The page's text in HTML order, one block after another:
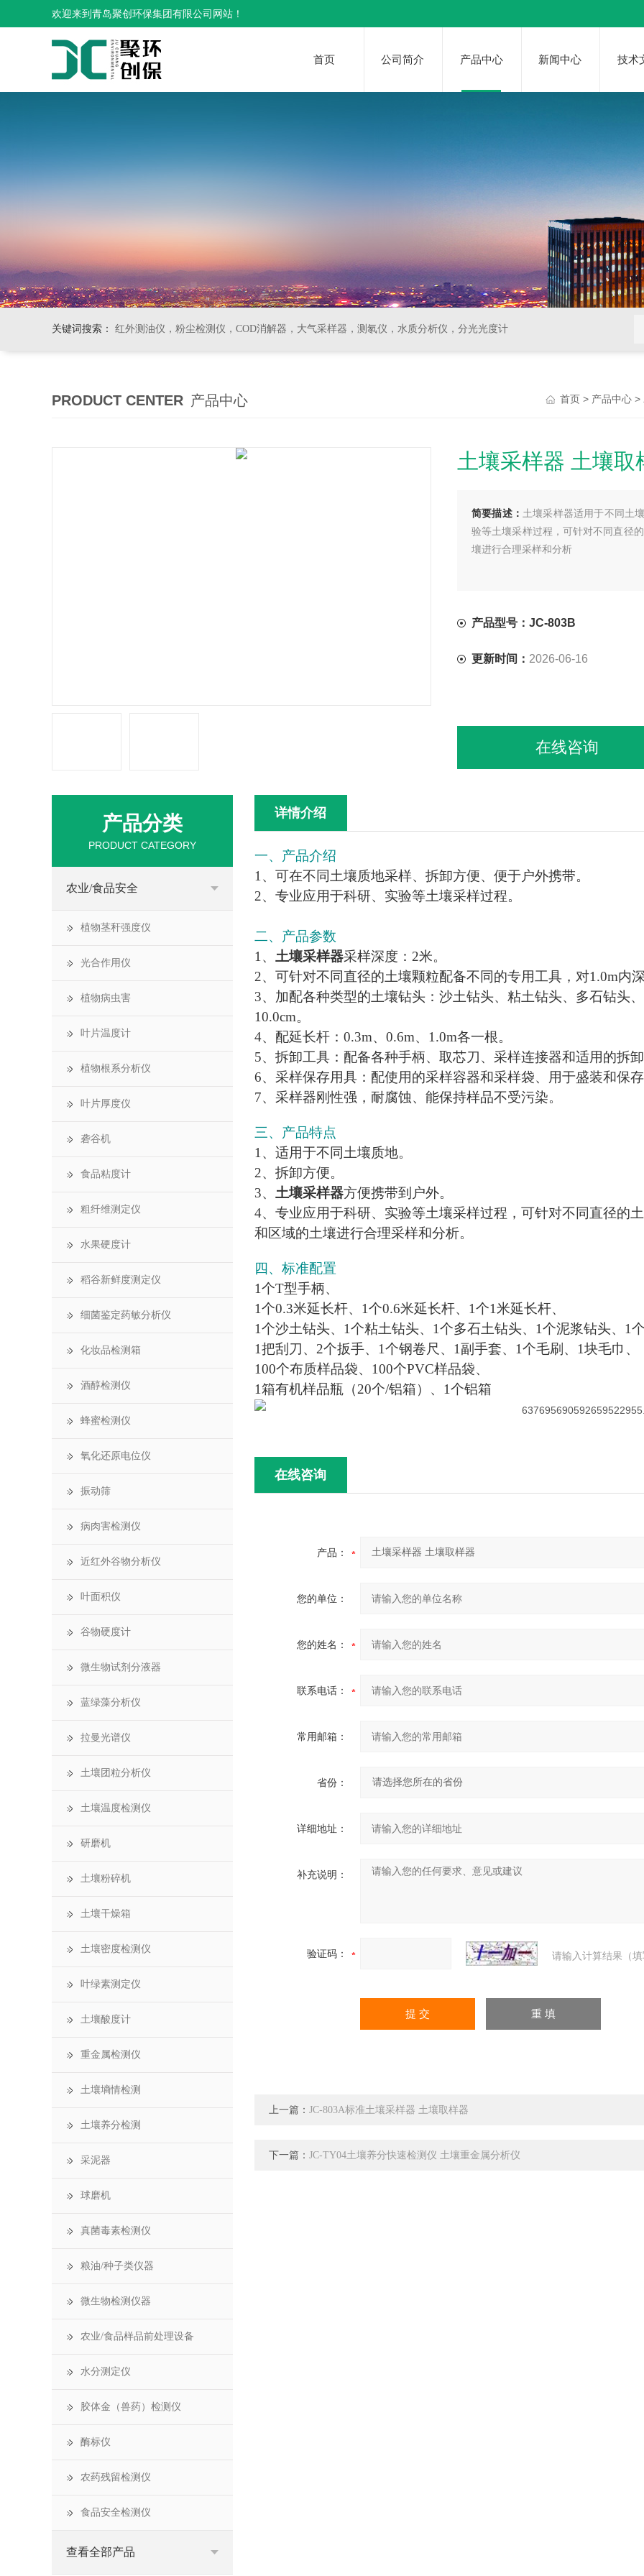
欢迎来到青岛聚创环保集团有限公司网站！
首页 公司简介 产品中心 新闻中心 技术
关键词搜索： 红外测油仪，粉尘检测仪，COD消解器，大气采样器，测氡仪，水质分析仪，分光光度计
PRODUCT CENTER 产品中心 首页 > 产品中心 >
土壤采样器 土壤取
简要描述： 土壤采样器适用于不同土
验等土壤采样过程，可针对不同直径
壤进行合理采样和分析
产品型号：JC-803B
更新时间： 2026-06-16
在线咨询
详情介绍
一、产品介绍
1、可在不同土壤质地采样、拆卸方便、便于户外携带。
2、专业应用于科研、实验等土壤采样过程。
二、产品参数
1、 土壤采样器采样深度：2米。
2、可针对不同直径的土壤颗粒配备不同的专用工具，对1.0m内
3、加配各种类型的土壤钻头：沙土钻头、粘土钻头、多石钻头
10.0cm。
4、配延长杆：0.3m、0.6m、1.0m各一根。
5、拆卸工具：配备各种手柄、取芯刀、采样连接器和适用的拆卸
6、采样保存用具：配使用的采样容器和采样袋、用于盛装和保存
7、采样器刚性强，耐腐蚀、能保持样品不受污染。
三、产品特点
1、适用于不同土壤质地。
2、拆卸方便。
3、 土壤采样器方便携带到户外。
4、专业应用于科研、实验等土壤采样过程，可针对不同直径的
和区域的土壤进行合理采样和分析。
四、标准配置
1个T型手柄、
1个0.3米延长杆、1个0.6米延长杆、1个1米延长杆、
1个沙土钻头、1个粘土钻头、1个多石土钻头、1个泥浆钻头、1个
1把刮刀、2个扳手、1个钢卷尺、1副手套、1个毛刷、1块毛巾、
100个布质样品袋、100个PVC样品袋、
1箱有机样品瓶（20个/铝箱）、1个铝箱
在线咨询
产品：
您的单位：
您的姓名：
联系电话：
常用邮箱：
省份：
详细地址：
补充说明：
验证码： 请输入计算结果（
上一篇： JC-803A标准土壤采样器 土壤取样器
下一篇： JC-TY04土壤养分快速检测仪 土壤重金属分析仪
产品分类
PRODUCT CATEGORY
农业/食品安全
植物茎秆强度仪
光合作用仪
植物病虫害
叶片温度计
植物根系分析仪
叶片厚度仪
砻谷机
食品粘度计
粗纤维测定仪
水果硬度计
稻谷新鲜度测定仪
细菌鉴定药敏分析仪
化妆品检测箱
酒醇检测仪
蜂蜜检测仪
氧化还原电位仪
振动筛
病肉害检测仪
近红外谷物分析仪
叶面积仪
谷物硬度计
微生物试剂分液器
蓝绿藻分析仪
拉曼光谱仪
土壤团粒分析仪
土壤温度检测仪
研磨机
土壤粉碎机
土壤干燥箱
土壤密度检测仪
叶绿素测定仪
土壤酸度计
重金属检测仪
土壤墒情检测
土壤养分检测
采泥器
球磨机
真菌毒素检测仪
粮油/种子类仪器
微生物检测仪器
农业/食品样品前处理设备
水分测定仪
胶体金（兽药）检测仪
酶标仪
农药残留检测仪
食品安全检测仪
查看全部产品